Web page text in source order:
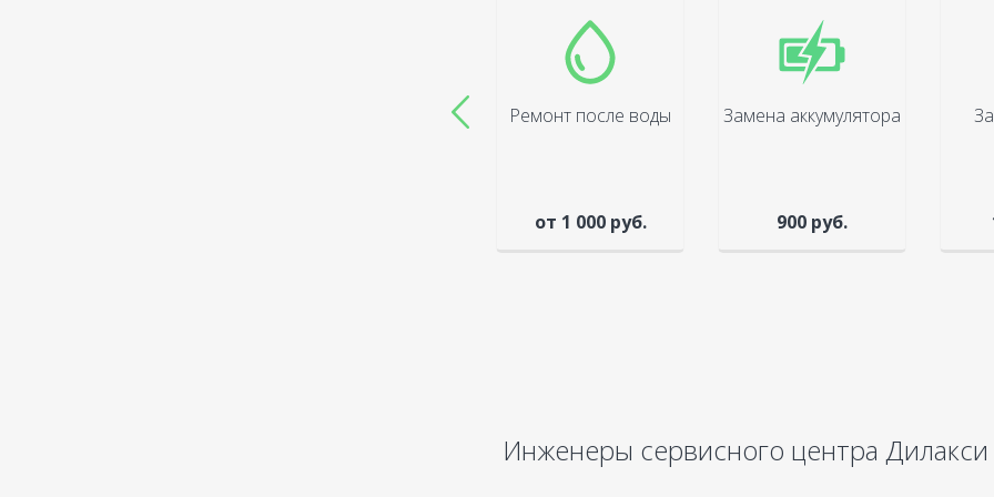
Ремонт после воды
от 1 000 руб.
Замена аккумулятора
900 руб.
Инженеры сервисного центра Дилакси